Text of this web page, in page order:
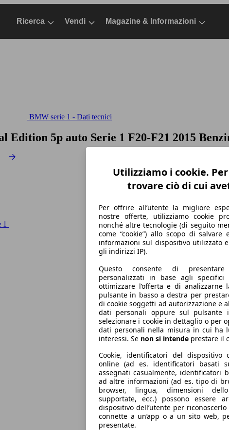
Ricerca Vendi Magazine & Informazioni
BMW serie 1 - Dati tecnici
Edition 5p auto Serie 1 F20-F21 2015
1
Utilizziamo i cookie.
trovare ciò di cui
Per offrire all’utente la migliore
nostre offerte, utilizziamo cookie
nonché altre tecnologie (di seguito
come “cookie”) allo scopo di
informazioni sul dispositivo utilizzato
gli indirizzi IP).
Questo consente di
personalizzati in base agli specifici
ottimizzare l’offerta e di analizzarne
pulsante in basso a destra per
di cookie soggetti ad autorizzazione e
dati personali oppure sul pulsante
selezionare i cookie in dettaglio o per
dati personali nella misura in cui ha
interessi. Se non si intende prestare il
Cookie, identificatori del dispositivo
online (ad es. identificatori basati
assegnati casualmente, identificatori
ad altre informazioni (ad es. tipo di
browser, lingua, dimensioni
supportate, ecc.) possono essere
dispositivo dell’utente per
connette a un’app o a un sito web,
presentate.